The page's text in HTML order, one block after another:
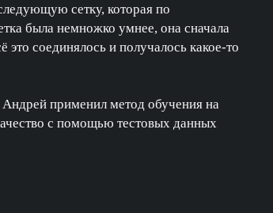
сетку, которая по
была немножко умнее, она сначала
соединялось и получалось какое-то
применил метод обучения на
с помощью тестовых данных